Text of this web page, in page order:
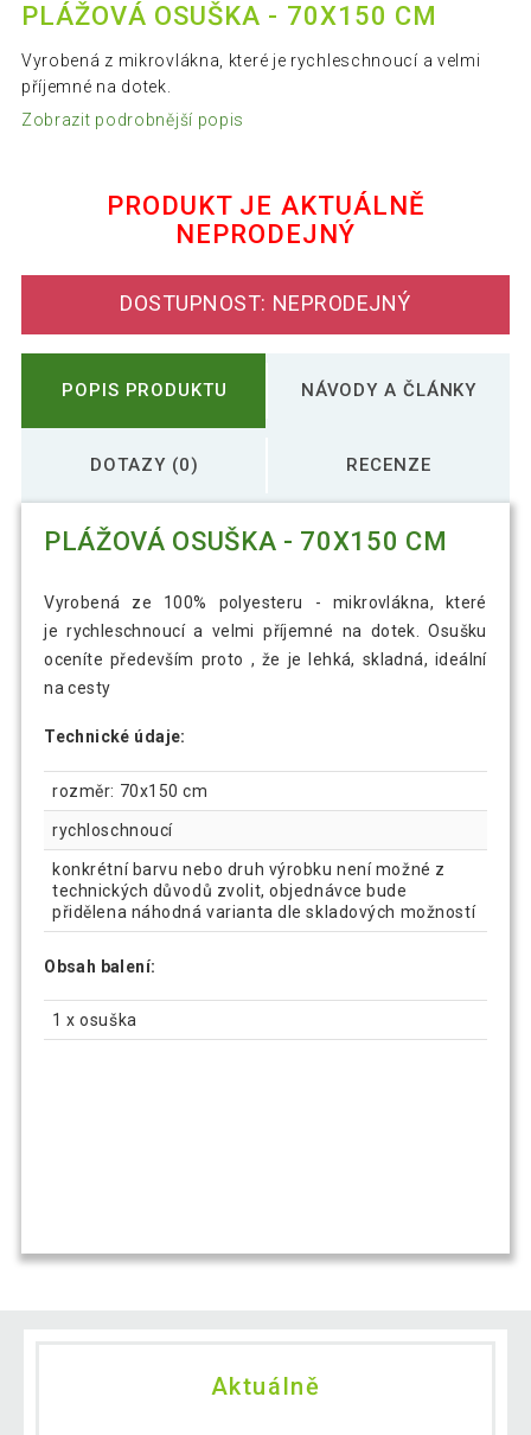
PLÁŽOVÁ OSUŠKA - 70X150 CM
Vyrobená z mikrovlákna, které je rychleschnoucí a velmi
příjemné na dotek.
Zobrazit podrobnější popis
PRODUKT JE AKTUÁLNĚ
NEPRODEJNÝ
DOSTUPNOST: NEPRODEJNÝ
POPIS PRODUKTU NÁVODY A ČLÁNKY
DOTAZY (0) RECENZE
PLÁŽOVÁ OSUŠKA - 70X150 CM
Vyrobená ze 100% polyesteru - mikrovlákna, které
je rychleschnoucí a velmi příjemné na dotek. Osušku
oceníte především proto , že je lehká, skladná, ideální
na cesty
Technické údaje:
rozměr: 70x150 cm
rychloschnoucí
konkrétní barvu nebo druh výrobku není možné z
technických důvodů zvolit, objednávce bude
přidělena náhodná varianta dle skladových možností
Obsah balení:
1 x osuška
Aktuálně